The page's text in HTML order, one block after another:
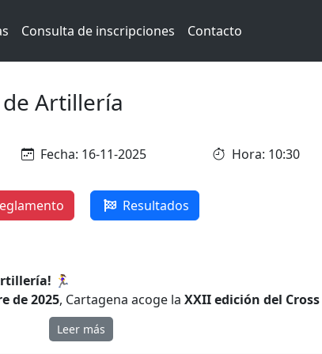
Consulta de inscripciones Contacto
de Artillería
Fecha: 16-11-2025 Hora: 10:30
Resultados
🏃‍♀️
de 2025, Cartagena acoge laXXII edición del Cross
pruebas más emblemáticas del calendario
como nacional.
Leer más